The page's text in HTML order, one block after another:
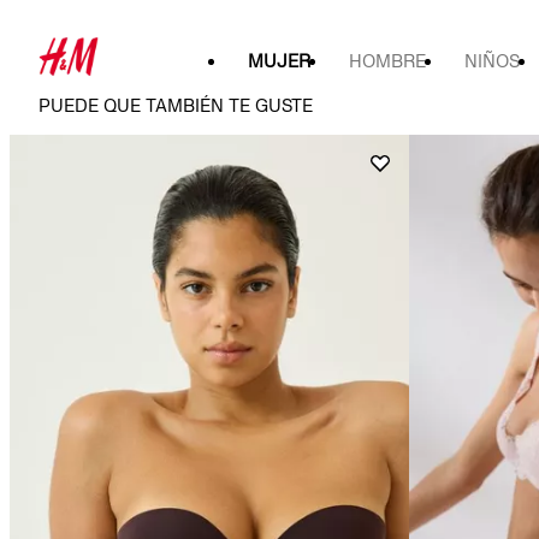
MUJER HOMBRE NIÑOS
PUEDE QUE TAMBIÉN TE GUSTE